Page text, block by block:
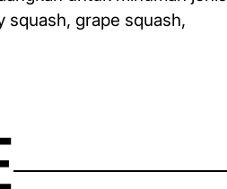
squash, grape squash,